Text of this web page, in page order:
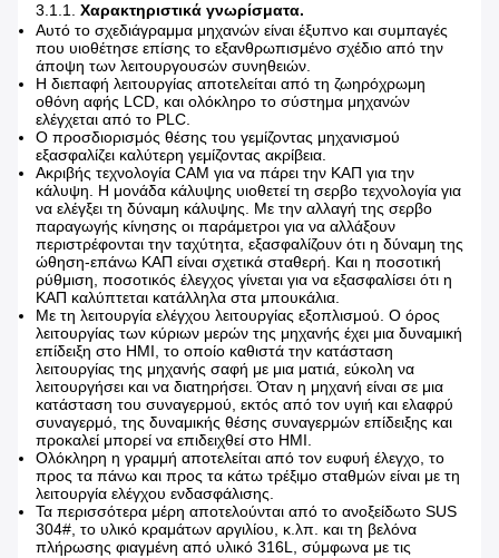
3.1.1. Χαρακτηριστικά γνωρίσματα.
Αυτό το σχεδιάγραμμα μηχανών είναι έξυπνο και συμπαγές
που υιοθέτησε επίσης το εξανθρωπισμένο σχέδιο από την
άποψη των λειτουργουσών συνηθειών.
Η διεπαφή λειτουργίας αποτελείται από τη ζωηρόχρωμη
οθόνη αφής LCD, και ολόκληρο το σύστημα μηχανών
ελέγχεται από το PLC.
Ο προσδιορισμός θέσης του γεμίζοντας μηχανισμού
εξασφαλίζει καλύτερη γεμίζοντας ακρίβεια.
Ακριβής τεχνολογία CAM για να πάρει την ΚΑΠ για την
κάλυψη. Η μονάδα κάλυψης υιοθετεί τη σερβο τεχνολογία για
να ελέγξει τη δύναμη κάλυψης. Με την αλλαγή της σερβο
παραγωγής κίνησης οι παράμετροι για να αλλάξουν
περιστρέφονται την ταχύτητα, εξασφαλίζουν ότι η δύναμη της
ώθηση-επάνω ΚΑΠ είναι σχετικά σταθερή. Και η ποσοτική
ρύθμιση, ποσοτικός έλεγχος γίνεται για να εξασφαλίσει ότι η
ΚΑΠ καλύπτεται κατάλληλα στα μπουκάλια.
Με τη λειτουργία ελέγχου λειτουργίας εξοπλισμού. Ο όρος
λειτουργίας των κύριων μερών της μηχανής έχει μια δυναμική
επίδειξη στο HMI, το οποίο καθιστά την κατάσταση
λειτουργίας της μηχανής σαφή με μια ματιά, εύκολη να
λειτουργήσει και να διατηρήσει. Όταν η μηχανή είναι σε μια
κατάσταση του συναγερμού, εκτός από τον υγιή και ελαφρύ
συναγερμό, της δυναμικής θέσης συναγερμών επίδειξης και
προκαλεί μπορεί να επιδειχθεί στο HMI.
Ολόκληρη η γραμμή αποτελείται από τον ευφυή έλεγχο, το
προς τα πάνω και προς τα κάτω τρέξιμο σταθμών είναι με τη
λειτουργία ελέγχου ενδασφάλισης.
Τα περισσότερα μέρη αποτελούνται από το ανοξείδωτο SUS
304#, το υλικό κραμάτων αργιλίου, κ.λπ. και τη βελόνα
πλήρωσης φιαγμένη από υλικό 316L, σύμφωνα με τις